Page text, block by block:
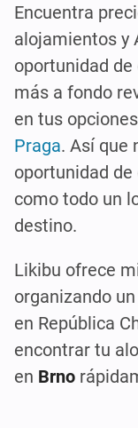
Encuentra
alojamientos y
oportunidad de
más a fondo
en tus
Praga. Así que
oportunidad de
como todo un
destino.
Likibu ofrece
organizando
en República
encontrar tu
en Brno